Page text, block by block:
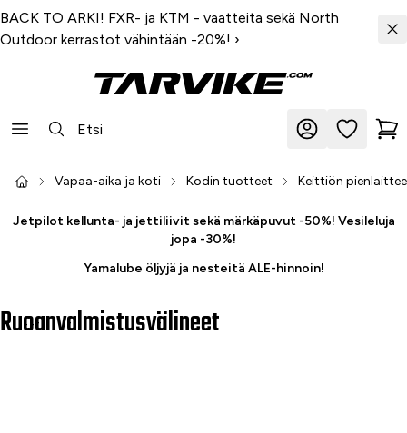
BACK TO ARKI! FXR- ja KTM - vaatteita sekä North
Outdoor kerrastot vähintään -20%! ›
Vapaa-aika ja koti Kodin tuotteet Keittiön
Jetpilot kellunta- ja jettiliivit sekä märkäpuvut -50%! Vesileluja
jopa -30%!
Yamalube öljyjä ja nesteitä ALE-hinnoin!
Ruoanvalmistusvälineet